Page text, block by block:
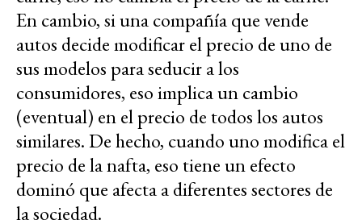
En cambio, si una compañía que vende
autos decide modificar el precio de uno de
sus modelos para seducir a los
consumidores, eso implica un cambio
(eventual) en el precio de todos los autos
similares. De hecho, cuando uno modifica el
precio de la nafta, eso tiene un efecto
dominó que afecta a diferentes sectores de
la sociedad.